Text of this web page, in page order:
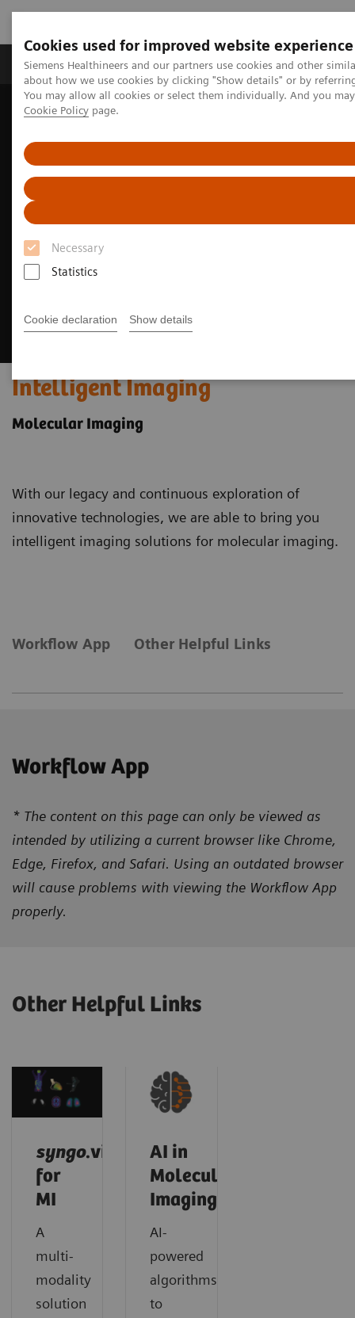
Cookies used for improved website experience
Siemens Healthineers and our partners use cookies and other
about how we use cookies by clicking "Show details" or by
You may allow all cookies or select them individually. And you
Cookie Policy page.
Necessary
Statistics
Cookie declaration Show details
Produtos e serviços Especialidades Clínicas e
Siemens Healthineers Brasil
Intelligent Imaging
Intelligent Imaging
Molecular Imaging
With our legacy and continuous exploration of
innovative technologies, we are able to bring you
intelligent imaging solutions for molecular imaging.
Workflow App Other Helpful Links
Workflow App
* The content on this page can only be viewed as
intended by utilizing a current browser like Chrome,
Edge, Firefox, and Safari. Using an outdated browser
will cause problems with viewing the Workflow App
properly.
Other Helpful Links
syngo.via
for
MI
A
multi-
modality
solution
AI in
Molecular
Imaging
AI-
powered
algorithms
to